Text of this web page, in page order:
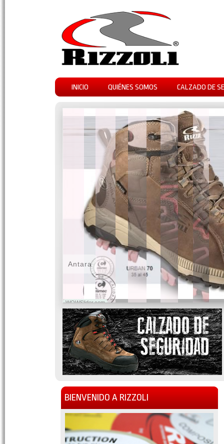
INICIO QUIÉNES SOMOS CALZADO DE
WOWSlider.com
Antara
BIENVENIDO A RIZZOLI